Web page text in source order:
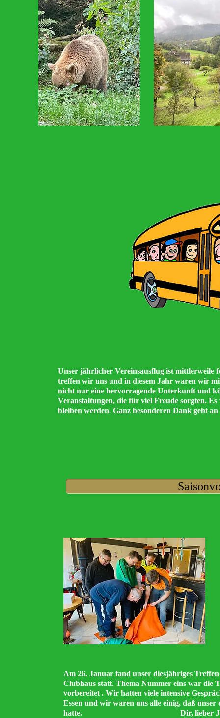
Unser jährlicher Vereinsausflug ist mittlerweile
treffen wir uns und in diesem Jahr waren wir
nicht nur eine hervorragende Unterkunft und
Veranstaltungen, die für viel Freude sorgten.
bleiben werden. Ganz besonderen Dank geht
Am 26. Januar fand unser diesjähriges
Clubhaus statt. Thema Nummer eins war die
vorbereitet . Wir hatten viele intensive
Essen und wir waren uns alle einig, daß unser
hatte. Dir, lieber Joe